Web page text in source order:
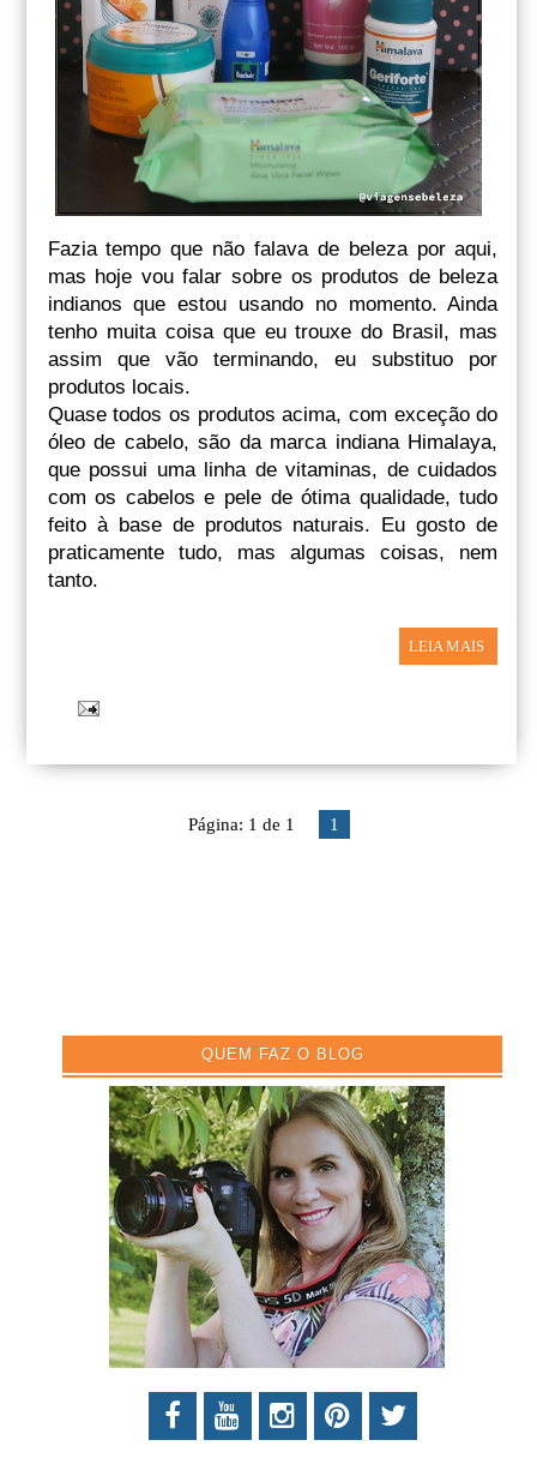
Fazia tempo que não falava de beleza por aqui,
mas hoje vou falar sobre os produtos de beleza
indianos que estou usando no momento. Ainda
tenho muita coisa que eu trouxe do Brasil, mas
assim que vão terminando, eu substituo por
produtos locais.
Quase todos os produtos acima, com exceção do
óleo de cabelo, são da marca indiana Himalaya,
que possui uma linha de vitaminas, de cuidados
com os cabelos e pele de ótima qualidade, tudo
feito à base de produtos naturais. Eu gosto de
praticamente tudo, mas algumas coisas, nem
tanto.
LEIA MAIS
Página: 1 de 1 1
QUEM FAZ O BLOG